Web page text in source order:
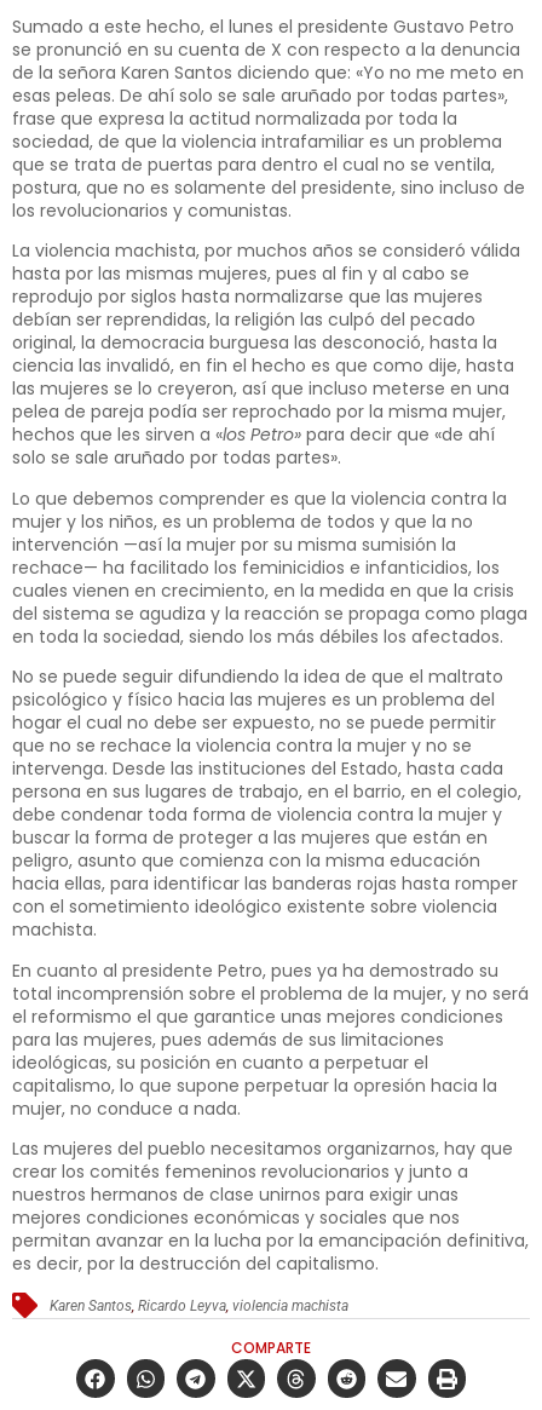
Sumado a este hecho, el lunes el presidente Gustavo Petro
se pronunció en su cuenta de X con respecto a la denuncia
de la señora Karen Santos diciendo que: «Yo no me meto en
esas peleas. De ahí solo se sale aruñado por todas partes»,
frase que expresa la actitud normalizada por toda la
sociedad, de que la violencia intrafamiliar es un problema
que se trata de puertas para dentro el cual no se ventila,
postura, que no es solamente del presidente, sino incluso de
los revolucionarios y comunistas.
La violencia machista, por muchos años se consideró válida
hasta por las mismas mujeres, pues al fin y al cabo se
reprodujo por siglos hasta normalizarse que las mujeres
debían ser reprendidas, la religión las culpó del pecado
original, la democracia burguesa las desconoció, hasta la
ciencia las invalidó, en fin el hecho es que como dije, hasta
las mujeres se lo creyeron, así que incluso meterse en una
pelea de pareja podía ser reprochado por la misma mujer,
hechos que les sirven a «los Petro» para decir que «de ahí
solo se sale aruñado por todas partes».
Lo que debemos comprender es que la violencia contra la
mujer y los niños, es un problema de todos y que la no
intervención —así la mujer por su misma sumisión la
rechace— ha facilitado los feminicidios e infanticidios, los
cuales vienen en crecimiento, en la medida en que la crisis
del sistema se agudiza y la reacción se propaga como plaga
en toda la sociedad, siendo los más débiles los afectados.
No se puede seguir difundiendo la idea de que el maltrato
psicológico y físico hacia las mujeres es un problema del
hogar el cual no debe ser expuesto, no se puede permitir
que no se rechace la violencia contra la mujer y no se
intervenga. Desde las instituciones del Estado, hasta cada
persona en sus lugares de trabajo, en el barrio, en el colegio,
debe condenar toda forma de violencia contra la mujer y
buscar la forma de proteger a las mujeres que están en
peligro, asunto que comienza con la misma educación
hacia ellas, para identificar las banderas rojas hasta romper
con el sometimiento ideológico existente sobre violencia
machista.
En cuanto al presidente Petro, pues ya ha demostrado su
total incomprensión sobre el problema de la mujer, y no será
el reformismo el que garantice unas mejores condiciones
para las mujeres, pues además de sus limitaciones
ideológicas, su posición en cuanto a perpetuar el
capitalismo, lo que supone perpetuar la opresión hacia la
mujer, no conduce a nada.
Las mujeres del pueblo necesitamos organizarnos, hay que
crear los comités femeninos revolucionarios y junto a
nuestros hermanos de clase unirnos para exigir unas
mejores condiciones económicas y sociales que nos
permitan avanzar en la lucha por la emancipación definitiva,
es decir, por la destrucción del capitalismo.
Karen Santos ,Ricardo Leyva ,violencia machista
COMPARTE